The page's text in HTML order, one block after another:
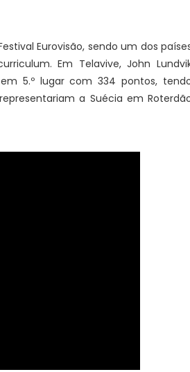
Eurovisão, sendo um dos
Em Telavive, John
5.º lugar com 334 pontos,
a Suécia em